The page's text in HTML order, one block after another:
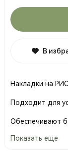
В
Накладки на
Подходит для
Обеспечивают
В комплекте 2
Показать еще